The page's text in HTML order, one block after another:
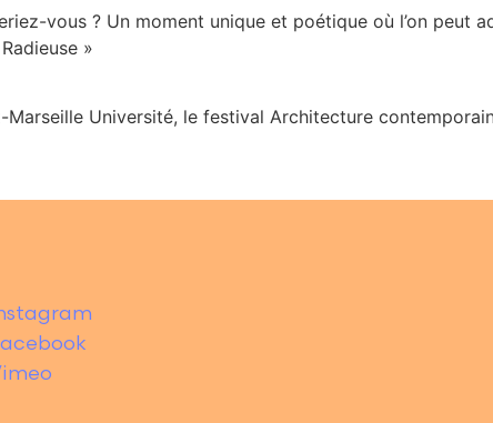
vous ? Un moment unique et poétique où l’on peut
»
Université, le festival Architecture